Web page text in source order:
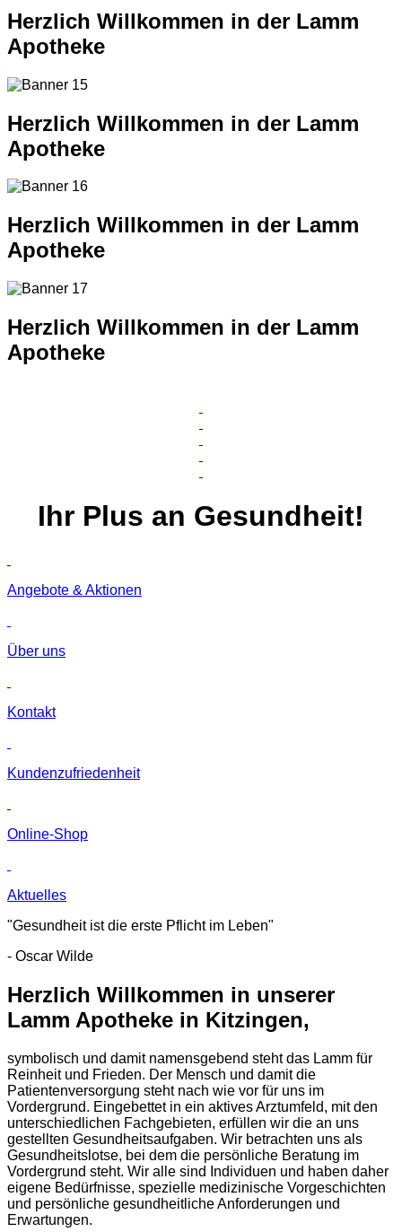
Herzlich Willkommen in der Lamm
Apotheke
Herzlich Willkommen in der Lamm
Apotheke
Herzlich Willkommen in der Lamm
Apotheke
Herzlich Willkommen in der Lamm
Apotheke
Ihr Plus an Gesundheit!
Angebote & Aktionen
Über uns
Kontakt
Kunden­zufriedenheit
Online-Shop
Aktuelles
"Gesundheit ist die erste Pflicht im Leben"
- Oscar Wilde
Herzlich Willkommen in unserer
Lamm Apotheke in Kitzingen,
symbolisch und damit namensgebend steht das Lamm für
Reinheit und Frieden. Der Mensch und damit die
Patientenversorgung steht nach wie vor für uns im
Vordergrund. Eingebettet in ein aktives Arztumfeld, mit den
unterschiedlichen Fachgebieten, erfüllen wir die an uns
gestellten Gesundheitsaufgaben. Wir betrachten uns als
Gesundheitslotse, bei dem die persönliche Beratung im
Vordergrund steht. Wir alle sind Individuen und haben daher
eigene Bedürfnisse, spezielle medizinische Vorgeschichten
und persönliche gesundheitliche Anforderungen und
Erwartungen.